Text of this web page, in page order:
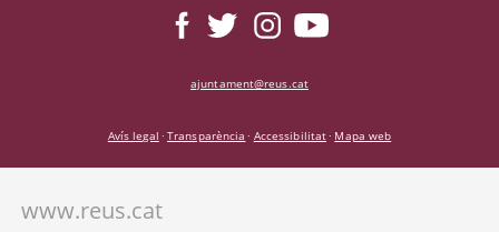
ajuntament@reus.cat
Avís legal ·Transparència · Accessibilitat· Mapa web
www.reus.cat